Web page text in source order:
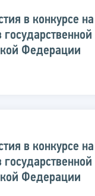
в конкурсе на
Федерации
в конкурсе на
Федерации